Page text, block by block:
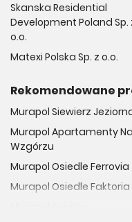
Skanska Residential
Development Poland Sp.
o.o.
Matexi Polska Sp. z o.o.
Rekomendowane
Murapol Siewierz
Murapol Apartamenty Na
Wzgórzu
Murapol Osiedle Ferrovia
Murapol Osiedle Faktoria